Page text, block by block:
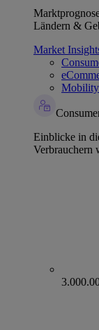
Ländern &
Market
Mobility
Einblicke in
Verbrauchern